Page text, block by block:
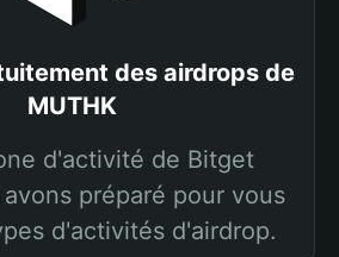
des airdrops de
MUTHK
d'activité de Bitget
préparé pour vous
d'activités d'airdrop.